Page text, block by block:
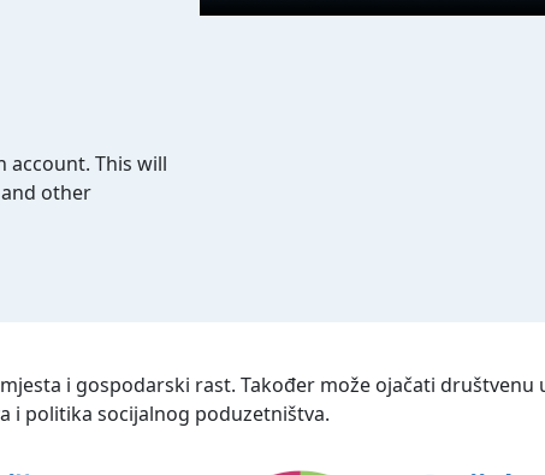
account. This will
other
i gospodarski rast. Također može ojačati
i politika socijalnog poduzetništva.